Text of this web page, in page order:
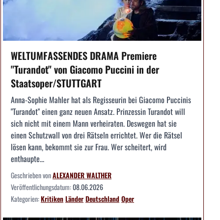
WELTUMFASSENDES DRAMA Premiere
"Turandot" von Giacomo Puccini in der
Staatsoper/STUTTGART
Anna-Sophie Mahler hat als Regisseurin bei Giacomo Puccinis
"Turandot" einen ganz neuen Ansatz. Prinzessin Turandot will
sich nicht mit einem Mann verheiraten. Deswegen hat sie
einen Schutzwall von drei Rätseln errichtet. Wer die Rätsel
lösen kann, bekommt sie zur Frau. Wer scheitert, wird
enthaupte...
Geschrieben vonALEXANDER WALTHER
Veröffentlichungsdatum:08.06.2026
Kategorien:KritikenLänderDeutschlandOper